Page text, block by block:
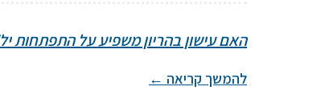
האם עישון בהריון משפיע על התפתחות
להמשך קריאה ←